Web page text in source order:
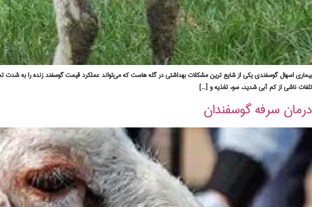
بیماری اسهال گوسفندی یکی از شایع‌ ترین مشکلات بهداشتی در گله‌ هاست که می‌تواند عملکرد قیمت گوسفند زنده را به‌ شدت
تلفات ناشی از کم‌ آبی شدید، سوء تغذیه و […]
درمان سرفه گوسفندان